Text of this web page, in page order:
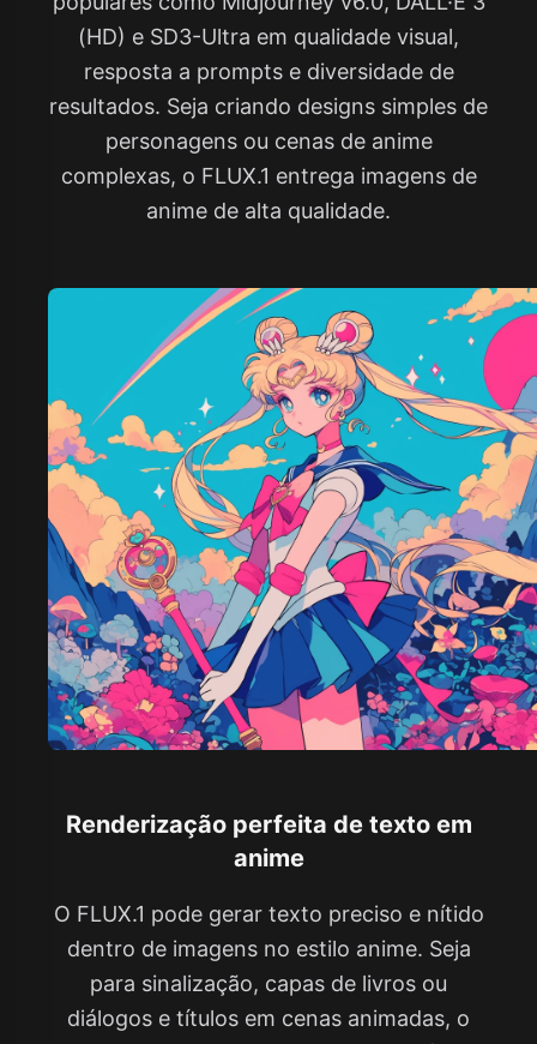
(HD) e SD3-Ultra em qualidade visual,
resposta a prompts e diversidade de
resultados. Seja criando designs simples de
personagens ou cenas de anime
complexas, o FLUX.1 entrega imagens de
anime de alta qualidade.
Renderização perfeita de texto em
anime
O FLUX.1 pode gerar texto preciso e nítido
dentro de imagens no estilo anime. Seja
para sinalização, capas de livros ou
diálogos e títulos em cenas animadas, o